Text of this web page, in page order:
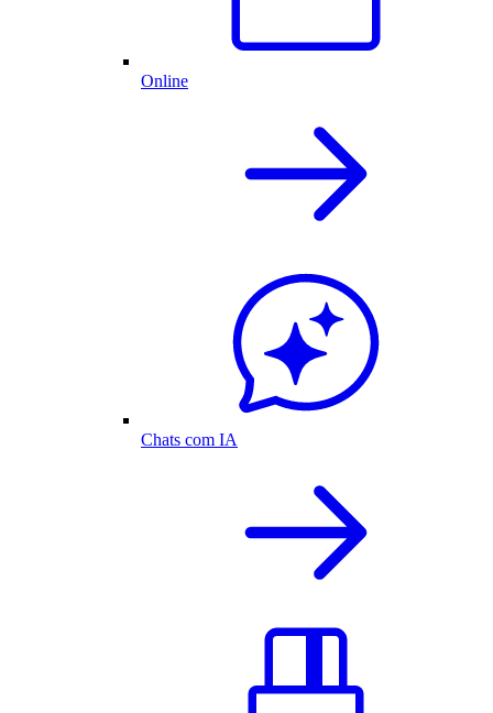
Online
Chats com IA